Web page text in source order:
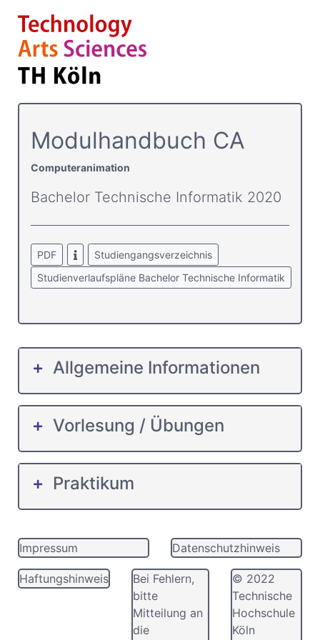
Modulhandbuch CA
Computeranimation
Bachelor Technische Informatik 2020
PDF
Studiengangsverzeichnis
Studienverlaufspläne Bachelor Technische Informatik
Allgemeine Informationen
Vorlesung / Übungen
Praktikum
Impressum Datenschutzhinweis
Haftungshinweis
Bei Fehlern,
bitte
Mitteilung an
die
© 2022
Technische
Hochschule
Köln